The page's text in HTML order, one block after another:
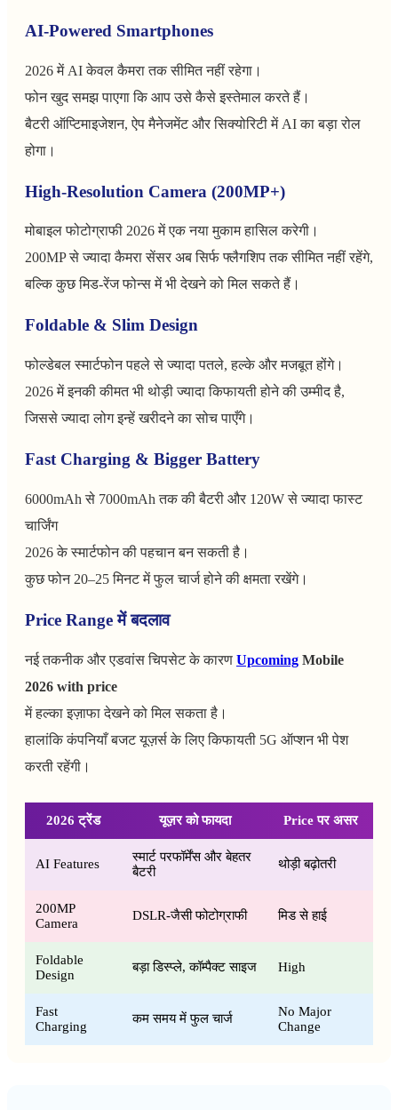
AI-Powered Smartphones
2026 में AI केवल कैमरा तक सीमित नहीं रहेगा।
फोन खुद समझ पाएगा कि आप उसे कैसे इस्तेमाल करते हैं।
बैटरी ऑप्टिमाइजेशन, ऐप मैनेजमेंट और सिक्योरिटी में AI का बड़ा रोल
होगा।
High-Resolution Camera (200MP+)
मोबाइल फोटोग्राफी 2026 में एक नया मुकाम हासिल करेगी।
200MP से ज्यादा कैमरा सेंसर अब सिर्फ फ्लैगशिप तक सीमित नहीं रहेंगे,
बल्कि कुछ मिड-रेंज फोन्स में भी देखने को मिल सकते हैं।
Foldable & Slim Design
फोल्डेबल स्मार्टफोन पहले से ज्यादा पतले, हल्के और मजबूत होंगे।
2026 में इनकी कीमत भी थोड़ी ज्यादा किफायती होने की उम्मीद है,
जिससे ज्यादा लोग इन्हें खरीदने का सोच पाएँगे।
Fast Charging & Bigger Battery
6000mAh से 7000mAh तक की बैटरी और 120W से ज्यादा फास्ट
चार्जिंग
2026 के स्मार्टफोन की पहचान बन सकती है।
कुछ फोन 20–25 मिनट में फुल चार्ज होने की क्षमता रखेंगे।
Price Range में बदलाव
नई तकनीक और एडवांस चिपसेट के कारण Upcoming Mobile
2026 with price
में हल्का इज़ाफा देखने को मिल सकता है।
हालांकि कंपनियाँ बजट यूज़र्स के लिए किफायती 5G ऑप्शन भी पेश
करती रहेंगी।
2026 ट्रेंड यूज़र को फायदा Price पर असर
AI Features
स्मार्ट परफॉर्मेंस और बेहतर
बैटरी
थोड़ी बढ़ोतरी
200MP
Camera
DSLR-जैसी फोटोग्राफी मिड से हाई
Foldable
Design
बड़ा डिस्प्ले, कॉम्पैक्ट साइज High
Fast
Charging
कम समय में फुल चार्ज
No Major
Change